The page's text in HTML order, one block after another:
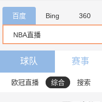
百度 Bing 360
球队 赛事
欧冠直播 综合 搜索